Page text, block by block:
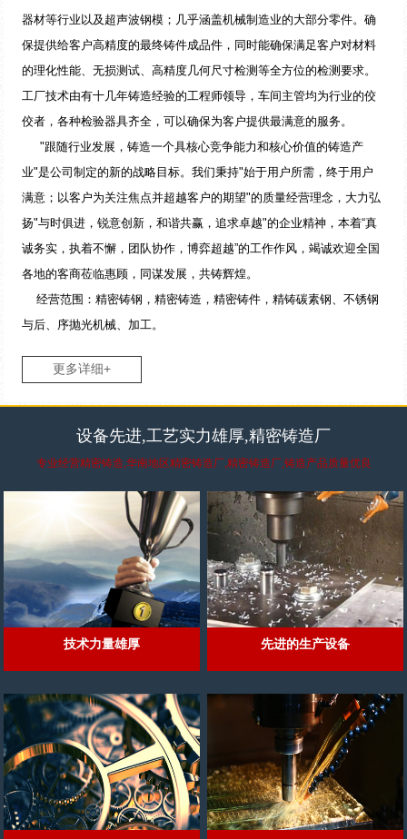
器材等行业以及超声波钢模；几乎涵盖机械制造业的大部分零件。确
保提供给客户高精度的最终铸件成品件，同时能确保满足客户对材料
的理化性能、无损测试、高精度几何尺寸检测等全方位的检测要求。
工厂技术由有十几年铸造经验的工程师领导，车间主管均为行业的佼
佼者，各种检验器具齐全，可以确保为客户提供最满意的服务。
"跟随行业发展，铸造一个具核心竞争能力和核心价值的铸造产
业"是公司制定的新的战略目标。我们秉持"始于用户所需，终于用户
满意；以客户为关注焦点并超越客户的期望"的质量经营理念，大力弘
扬"与时俱进，锐意创新，和谐共赢，追求卓越"的企业精神，本着“真
诚务实，执着不懈，团队协作，博弈超越”的工作作风，竭诚欢迎全国
各地的客商莅临惠顾，同谋发展，共铸辉煌。
经营范围：精密铸钢，精密铸造，精密铸件，精铸碳素钢、不锈钢
与后、序抛光机械、加工。
更多详细+
设备先进,工艺实力雄厚,精密铸造厂
专业经营精密铸造,华南地区精密铸造厂,精密铸造厂,铸造产品质量优良
技术力量雄厚 先进的生产设备